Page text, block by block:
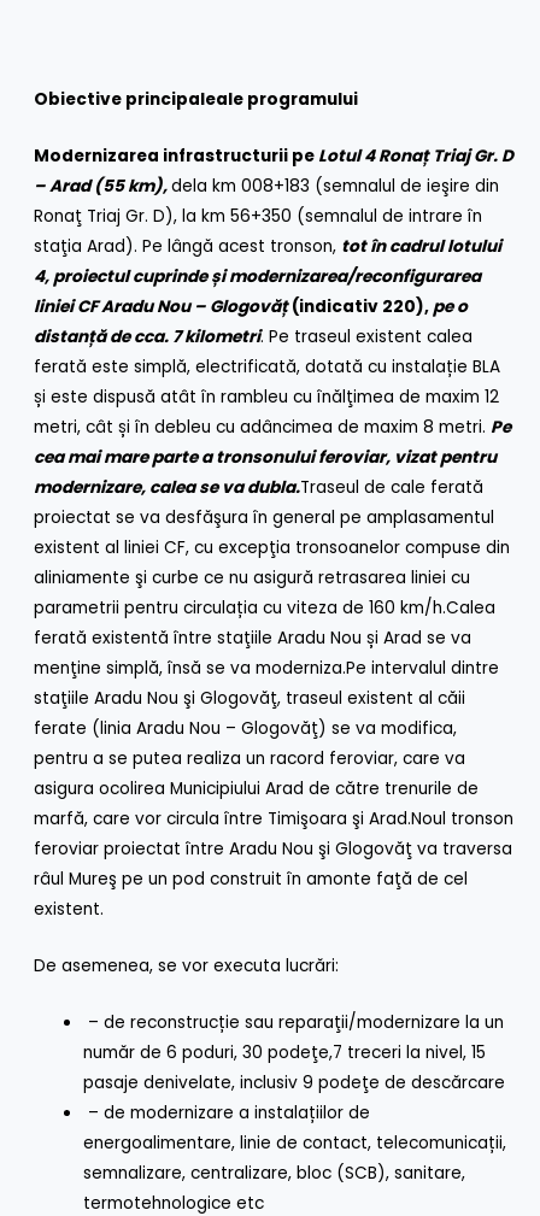
Obiective principaleale programului
Modernizarea infrastructurii pe Lotul 4 Ronaț Triaj Gr. D
– Arad (55 km),dela km 008+183 (semnalul de ieşire din
Ronaţ Triaj Gr. D), la km 56+350 (semnalul de intrare în
staţia Arad). Pe lângă acest tronson, tot în cadrul lotului
4, proiectul cuprinde și modernizarea/reconfigurarea
liniei CF Aradu Nou – Glogovăț(indicativ 220), pe o
distanță de cca. 7 kilometri. Pe traseul existent calea
ferată este simplă, electrificată, dotată cu instalație BLA
și este dispusă atât în rambleu cu înălţimea de maxim 12
metri, cât și în debleu cu adâncimea de maxim 8 metri. Pe
cea mai mare parte a tronsonului feroviar, vizat pentru
modernizare, calea se va dubla.Traseul de cale ferată
proiectat se va desfăşura în general pe amplasamentul
existent al liniei CF, cu excepţia tronsoanelor compuse din
aliniamente şi curbe ce nu asigură retrasarea liniei cu
parametrii pentru circulația cu viteza de 160 km/h.Calea
ferată existentă între staţiile Aradu Nou și Arad se va
menţine simplă, însă se va moderniza.Pe intervalul dintre
staţiile Aradu Nou şi Glogovăţ, traseul existent al căii
ferate (linia Aradu Nou – Glogovăţ) se va modifica,
pentru a se putea realiza un racord feroviar, care va
asigura ocolirea Municipiului Arad de către trenurile de
marfă, care vor circula între Timişoara şi Arad.Noul tronson
feroviar proiectat între Aradu Nou şi Glogovăţ va traversa
râul Mureş pe un pod construit în amonte faţă de cel
existent.
De asemenea, se vor executa lucrări:
– de reconstrucție sau reparaţii/modernizare la un
număr de 6 poduri, 30 podeţe,7 treceri la nivel, 15
pasaje denivelate, inclusiv 9 podeţe de descărcare
– de modernizare a instalațiilor de
energoalimentare, linie de contact, telecomunicații,
semnalizare, centralizare, bloc (SCB), sanitare,
termotehnologice etc